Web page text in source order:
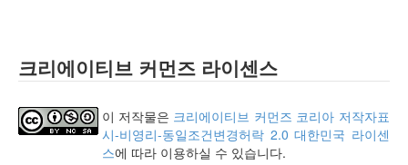
크리에이티브 커먼즈 라이센스
이 저작물은 크리에이티브 커먼즈 코리아 저작자표
시-비영리-동일조건변경허락 2.0 대한민국 라이센
스에 따라 이용하실 수 있습니다.